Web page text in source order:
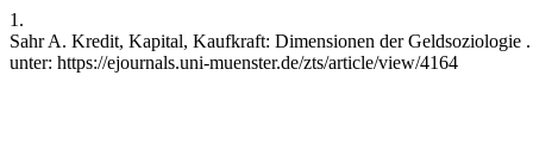
1.
Sahr A. Kredit, Kapital, Kaufkraft: Dimensionen der
unter: https://ejournals.uni-muenster.de/zts/article/view/4164